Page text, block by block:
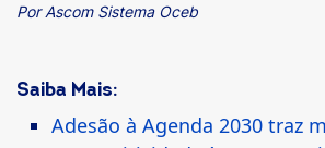
Por Ascom Sistema Oceb
Saiba Mais:
Adesão à Agenda 2030 traz